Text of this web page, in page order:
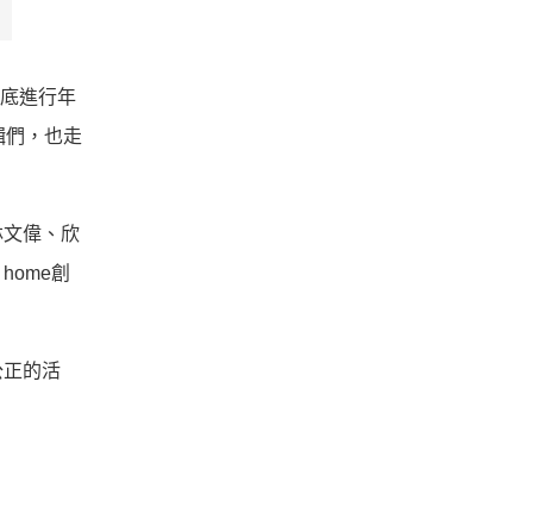
進行年
們，也走
偉、欣
創
的活